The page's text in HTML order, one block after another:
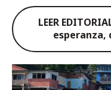
LEER